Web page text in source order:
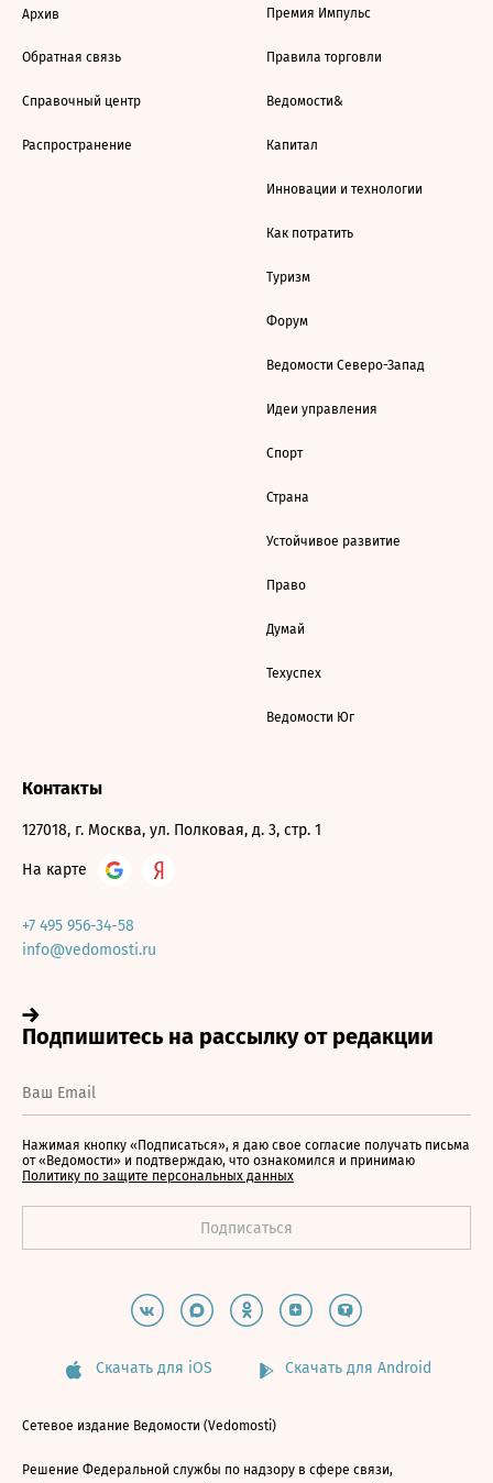
Архив
Обратная связь
Справочный центр
Распространение
Премия Импульс
Правила торговли
Ведомости&
Капитал
Инновации и технологии
Как потратить
Туризм
Форум
Ведомости Северо-Запад
Идеи управления
Спорт
Страна
Устойчивое развитие
Право
Думай
Техуспех
Ведомости Юг
Контакты
127018, г. Москва, ул. Полковая, д. 3, стр. 1
На карте
+7 495 956-34-58
info@vedomosti.ru
Нажимая кнопку «Подписаться», я даю свое согласие получать письма
от «Ведомости» и подтверждаю, что ознакомился и принимаю
Политику по защите персональных данных
Скачать для iOS Скачать для Android
Сетевое издание Ведомости (Vedomosti)
Решение Федеральной службы по надзору в сфере связи,